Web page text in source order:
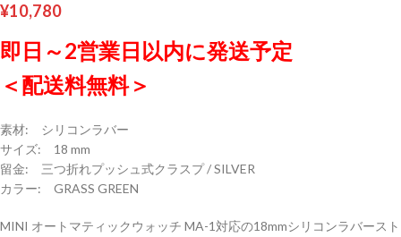
¥10,780
即日～2営業日以内に発送予定
＜配送料無料＞
素材: シリコンラバー
サイズ: 18 mm
留金: 三つ折れプッシュ式クラスプ / SILVER
カラー: GRASS GREEN
MINI オートマティックウォッチ MA-1対応の18mmシリコンラバースト